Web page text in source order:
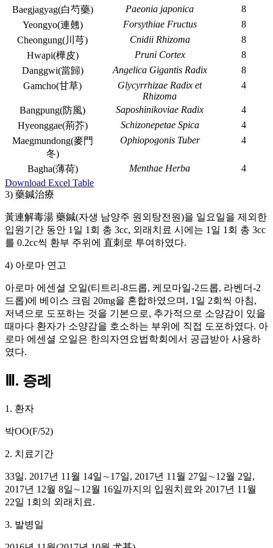
Baegjagyag(白芍藥)
Paeonia japonica
8
Yeongyo(連翹)
Forsythiae Fructus
8
Cheongung(川芎)
Cnidii Rhizoma
8
Hwapi(樺皮)
Pruni Cortex
8
Danggwi(當歸)
Angelica Gigantis Radix
8
Gamcho(甘草)
Glycyrrhizae Radix et
Rhizoma
4
Bangpung(防風) Saposhinikoviae Radix
4
Hyeonggae(荊芥)
Schizonepetae Spica
4
Maegmundong(麥門
冬)
Ophiopogonis Tuber 4
Bagha(薄荷) Menthae Herba
4
Download Excel Table
3) 藥鍼治療
黃連解毒湯 藥鍼(자생 남양주 원외탕전원)을 일요일을 제외한
입원기간 동안 1일 1회 총 3cc, 외래치료 시에는 1일 1회 총 3cc
를 0.2cc씩 환부 주위에 直刺로 투여하였다.
4) 아로마 연고
아로마 에센셜 오일(티트리-8드롭, 케모마일-2드롭, 라벤더-2
드롭)에 베이스 크림 20mg을 혼합하였으며, 1일 2회씩 아침,
저녁으로 도포하는 것을 기본으로, 추가적으로 소양감이 있을
때마다 환자가 소양감을 호소하는 부위에 직접 도포하였다. 아
로마 에센셜 오일은 한의자연요법학회에서 공급받아 사용하
였다.
Ⅲ. 증례
1. 환자
박OO(F/52)
2. 치료기간
33일. 2017년 11월 14일∼17일, 2017년 11월 27일∼12월 2일,
2017년 12월 8일∼12월 16일까지의 입원치료와 2017년 11월
22일 1회의 외래치료.
3. 발병일